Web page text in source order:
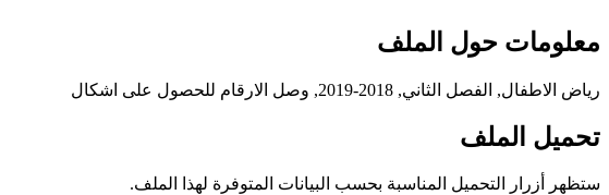
معلومات حول الملف
رياض الاطفال, الفصل الثاني, 2018-2019, وصل الارقام للحصول على اشكال
تحميل الملف
ستظهر أزرار التحميل المناسبة بحسب البيانات المتوفرة لهذا الملف.